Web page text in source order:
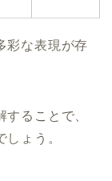
彩な表現が存
ることで、
しょう。